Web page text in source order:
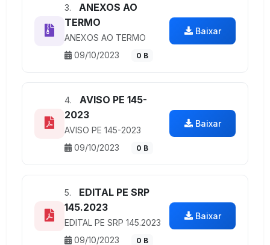
3.
ANEXOS AO
TERMO
ANEXOS AO TERMO
09/10/2023
0 B
Baixar
4.
AVISO PE 145-
2023
AVISO PE 145-2023
09/10/2023
0 B
Baixar
5.
EDITAL PE SRP
145.2023
EDITAL PE SRP 145.2023
09/10/2023
0 B
Baixar